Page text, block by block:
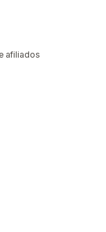
afiliados